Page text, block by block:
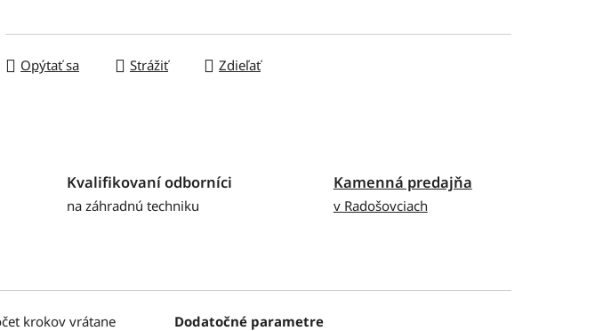
Opýtať sa Strážiť Zdieľať
Kvalifikovaní odborníci
na záhradnú techniku
Kamenná predajňa
v Radošovciach
krokov vrátane
Dodatočné parametre